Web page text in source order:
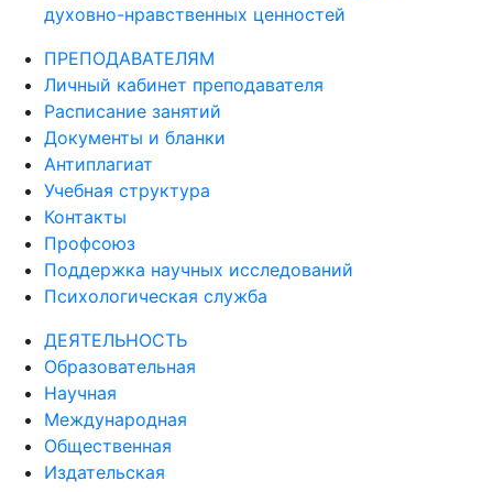
духовно-нравственных ценностей
ПРЕПОДАВАТЕЛЯМ
Личный кабинет преподавателя
Расписание занятий
Документы и бланки
Антиплагиат
Учебная структура
Контакты
Профсоюз
Поддержка научных исследований
Психологическая служба
ДЕЯТЕЛЬНОСТЬ
Образовательная
Научная
Международная
Общественная
Издательская